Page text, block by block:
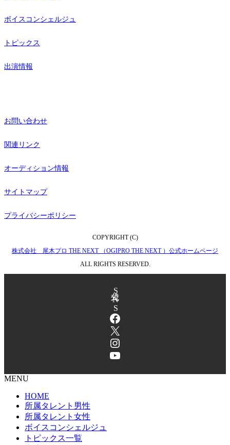
ボイスコンシェルジュ
トピックス
出演情報
お問い合わせ
関連リンク
オーディション情報
サイトマップ
プライバシーポリシー
COPYRIGHT (C)
株式会社 尾木プロ THE NEXT （OGIPRO THE NEXT ）公式ホームページ
ALL RIGHTS RESERVED.
公式SNS
Facebook
X
Instagram
YouTube
MENU
HOME
所属タレント男性
所属タレント女性
ボイスコンシェルジュ
トピックス一覧